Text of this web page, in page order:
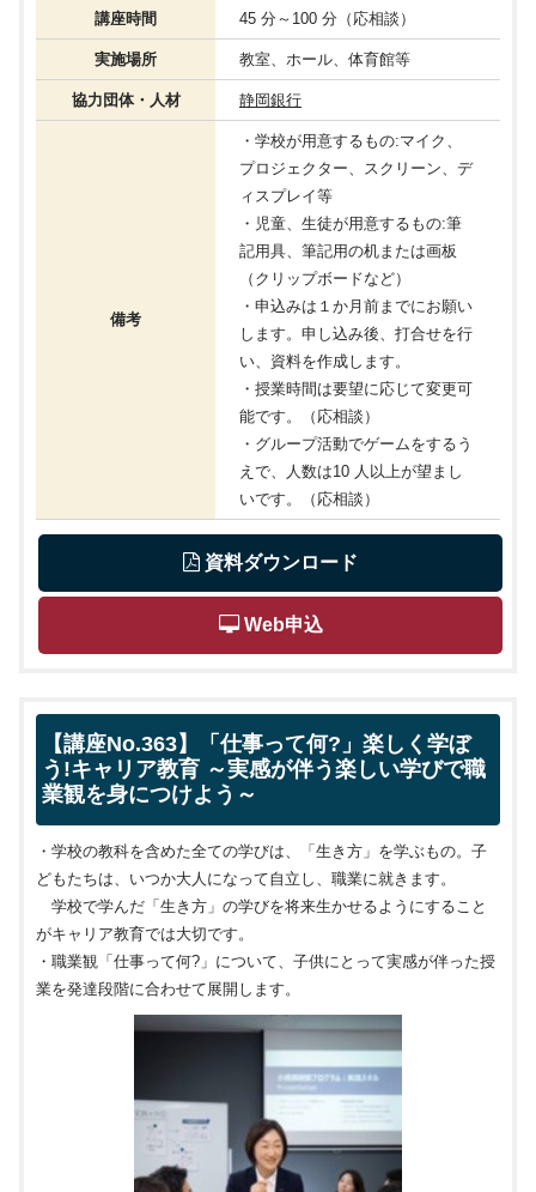
講座時間 45 分～100 分（応相談）
実施場所 教室、ホール、体育館等
協力団体・人材 静岡銀行
備考
・学校が用意するもの:マイク、
プロジェクター、スクリーン、デ
ィスプレイ等
・児童、生徒が用意するもの:筆
記用具、筆記用の机または画板
（クリップボードなど）
・申込みは１か月前までにお願い
します。申し込み後、打合せを行
い、資料を作成します。
・授業時間は要望に応じて変更可
能です。（応相談）
・グループ活動でゲームをするう
えで、人数は10 人以上が望まし
いです。（応相談）
資料ダウンロード
Web申込
【講座No.363】「仕事って何?」楽しく学ぼ
う!キャリア教育 ～実感が伴う楽しい学びで職
業観を身につけよう～
・学校の教科を含めた全ての学びは、「生き方」を学ぶもの。子
どもたちは、いつか大人になって自立し、職業に就きます。
学校で学んだ「生き方」の学びを将来生かせるようにすること
がキャリア教育では大切です。
・職業観「仕事って何?」について、子供にとって実感が伴った授
業を発達段階に合わせて展開します。